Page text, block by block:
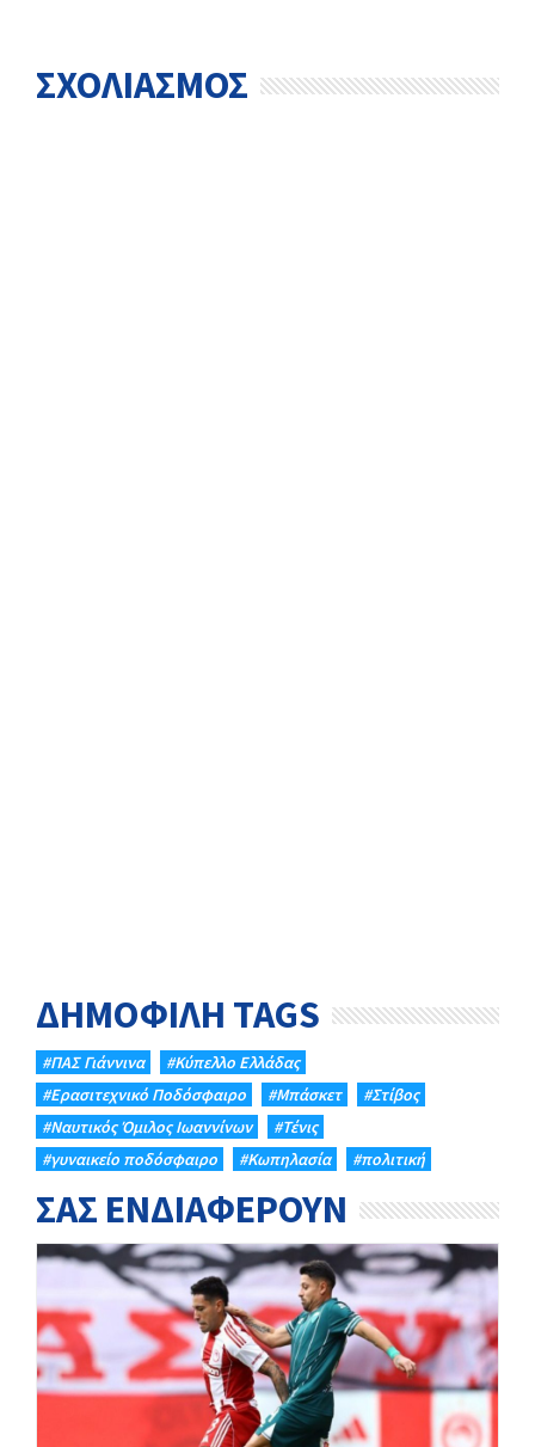
ΣΧΟΛΙΑΣΜΟΣ
ΔΗΜΟΦΙΛΗ TAGS
#ΠΑΣ Γιάννινα
#Κύπελλο Ελλάδας
#Eρασιτεχνικό Ποδόσφαιρο
#Μπάσκετ
#Στίβος
#Ναυτικός Όμιλος Ιωαννίνων
#Τένις
#γυναικείο ποδόσφαιρο
#Κωπηλασία #πολιτική
ΣΑΣ ΕΝΔΙΑΦΕΡΟΥΝ